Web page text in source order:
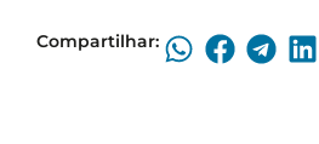
Compartilhar: